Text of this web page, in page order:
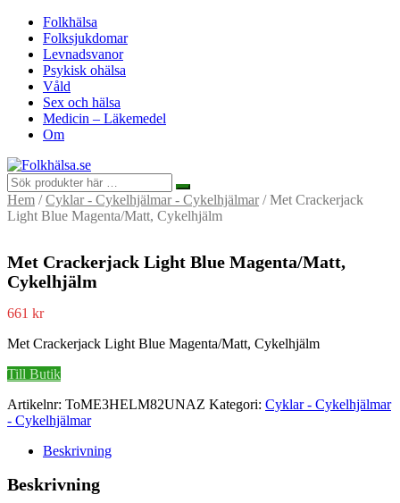
Folkhälsa
Folksjukdomar
Levnadsvanor
Psykisk ohälsa
Våld
Sex och hälsa
Medicin – Läkemedel
Om
Hem /Cyklar - Cykelhjälmar - Cykelhjälmar/ Met Crackerjack
Light Blue Magenta/Matt, Cykelhjälm
Met Crackerjack Light Blue Magenta/Matt,
Cykelhjälm
661 kr
Met Crackerjack Light Blue Magenta/Matt, Cykelhjälm
Till Butik
Artikelnr: ToME3HELM82UNAZ Kategori: Cyklar - Cykelhjälmar
- Cykelhjälmar
Beskrivning
Beskrivning